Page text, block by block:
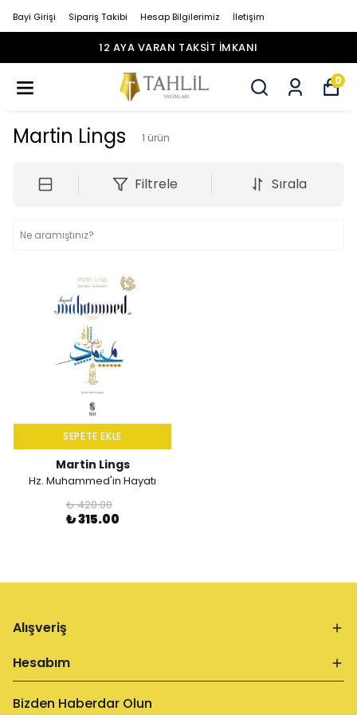
Bayi Girişi Sipariş Takibi Hesap Bilgilerimiz İletişim
12 AYA VARAN TAKSİT İMKANI
0
Martin Lings 1 ürün
Filtrele Sırala
SEPETE EKLE
Martin Lings
Hz. Muhammed'in Hayatı
₺ 420.00
₺ 315.00
Alışveriş
Hesabım
Bizden Haberdar Olun